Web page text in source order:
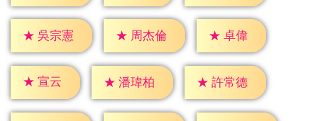
★ 吳宗憲 ★ 周杰倫 ★ 卓偉
★ 宣云 ★ 潘瑋柏 ★ 許常德